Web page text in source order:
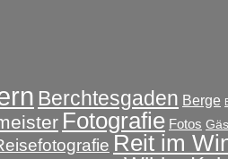
Berchtesgaden Berge
Fotografie Fotos
Reit im